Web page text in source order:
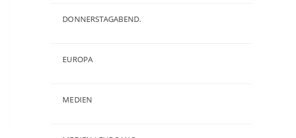
DONNERSTAGABEND.
EUROPA
MEDIEN